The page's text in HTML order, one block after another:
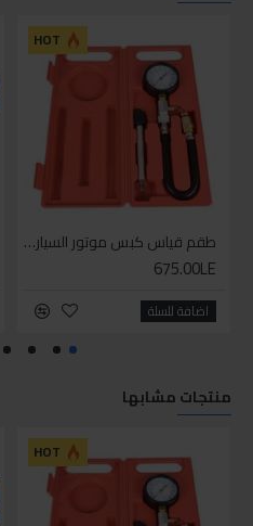
HOT
طقم قياس كبس موتور السياره 3 ق
675.00LE
اضافة للسلة
منتجات مشابها
HOT